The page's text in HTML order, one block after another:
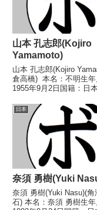
山本 孔志郎(Kojiro
Yamamoto)
山本 孔志郎(Kojiro
倉高橋) 本名：不明生年
1955年9月2日国籍：日
ル】1980年度西部日本ス
バンタム級新人王 【戦
1979/06/14 ○...
日本
奈須 勇樹(Yuki
奈須 勇樹(Yuki Nasu)(角
石) 本名：奈須 勇樹生年